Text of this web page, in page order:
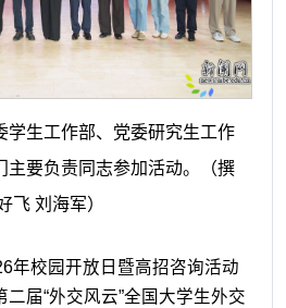
学生工作部、党委研究生工作
要负责同志参加活动。
（撰
飞 刘海军）
年校园开放日暨高招咨询活动
二届“外交风云”全国大学生外交